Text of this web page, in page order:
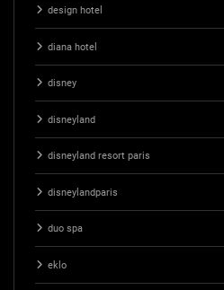
design hotel
diana hotel
disney
disneyland
disneyland resort paris
disneylandparis
duo spa
eklo